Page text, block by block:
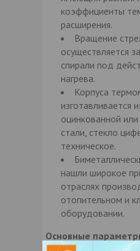
коэффициенты
расширения.
Вращение
осуществляется
спирали под
нагрева.
Корпуса
изготавливается
оцинкованной
стали, стекло
техническое.
нашли широкое
отраслях
отопительном и
оборудовании.
Основные